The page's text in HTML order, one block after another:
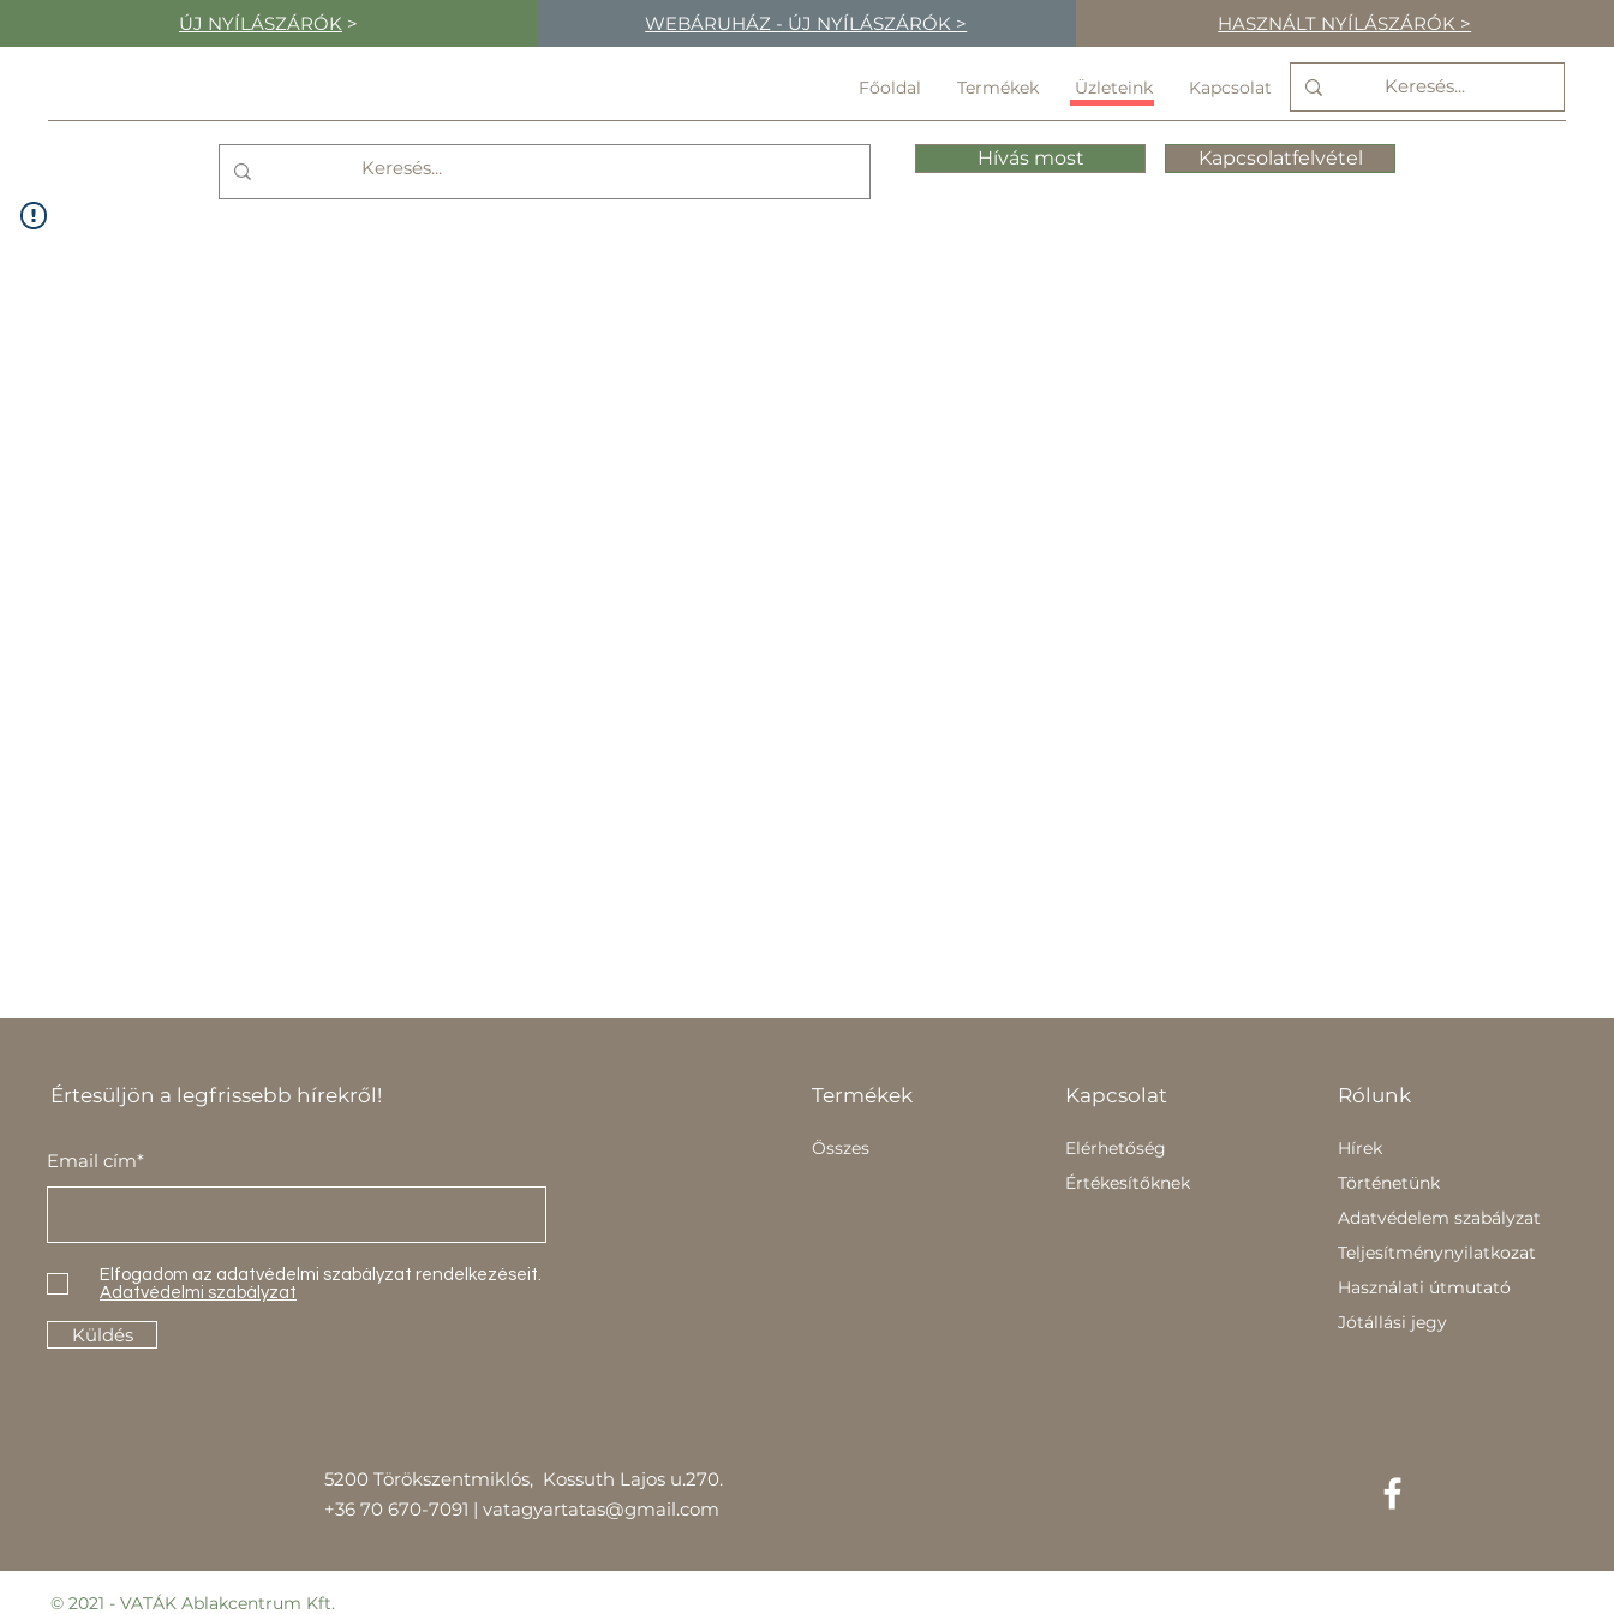
ÚJ NYÍLÁSZÁRÓK > WEBÁRUHÁZ - ÚJ NYÍLÁSZÁRÓK > HASZNÁLT NYÍLÁSZÁRÓK >
Főoldal Termékek Üzleteink Kapcsolat
Hívás most Kapcsolatfelvétel
Értesüljön a legfrissebb hírekről!
Email cím*
Elfogadom az adatvédelmi szabályzat rendelkezéseit.
Adatvédelmi szabályzat
Küldés
Termékek
Összes
Kapcsolat
Elérhetőség
Értékesítőknek
Rólunk
Hírek
Történetünk
Adatvédelem szabályzat
Teljesítménynyilatkozat
Használati útmutató
Jótállási jegy
5200 Törökszentmiklós, Kossuth Lajos u.270.
+36 70 670-7091 | vatagyartatas@gmail.com
© 2021 - VATÁK Ablakcentrum Kft.